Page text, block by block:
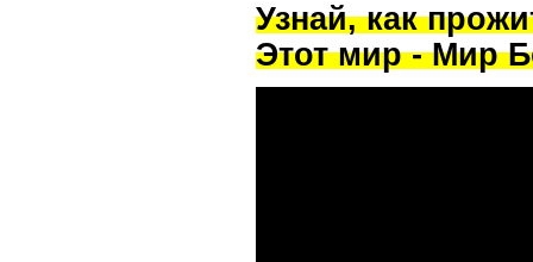
Узнай, как
Этот мир - Мир